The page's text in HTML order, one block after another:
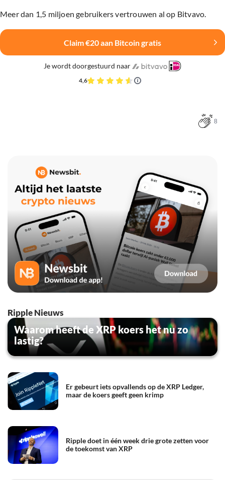
Meer dan 1,5 miljoen gebruikers vertrouwen al op Bitvavo.
Claim €20 aan Bitcoin gratis
Je wordt doorgestuurd naar
4,6
8
Ripple Nieuws
Waarom heeft de XRP koers het nu zo
lastig?
Er gebeurt iets opvallends op de XRP Ledger,
maar de koers geeft geen krimp
Ripple doet in één week drie grote zetten voor
de toekomst van XRP